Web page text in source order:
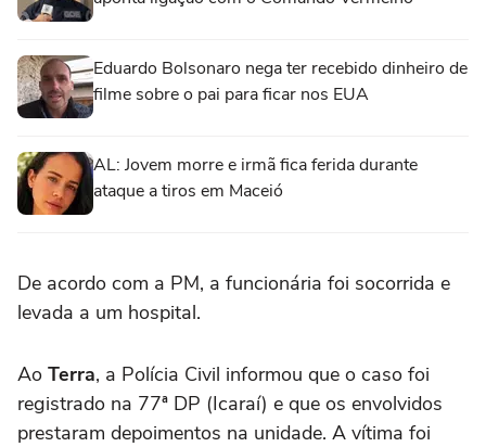
Eduardo Bolsonaro nega ter recebido dinheiro de
filme sobre o pai para ficar nos EUA
AL: Jovem morre e irmã fica ferida durante
ataque a tiros em Maceió
De acordo com a PM, a funcionária foi socorrida e
levada a um hospital.
Ao Terra, a Polícia Civil informou que o caso foi
registrado na 77ª DP (Icaraí) e que os envolvidos
prestaram depoimentos na unidade. A vítima foi